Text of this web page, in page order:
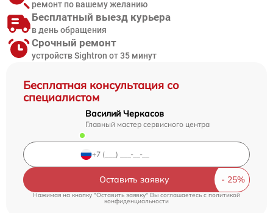
Бесплатная консультация со
специалистом
Василий Черкасов
Главный мастер сервисного центра
Оставить заявку
Нажимая на кнопку "Оставить заявку" Вы соглашаетесь cполитикой
конфиденциальности
ремонт по вашему желанию
Бесплатный выезд курьера
в день обращения
Срочный ремонт
устройств Sightron от 35 минут